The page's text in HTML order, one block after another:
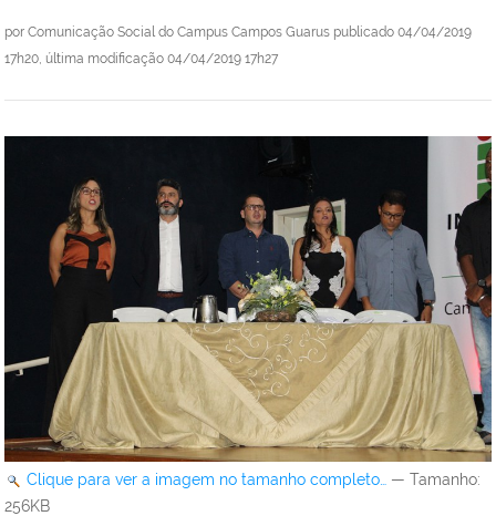
por Comunicação Social do Campus Campos Guarus publicado 04/04/2019
17h20, última modificação 04/04/2019 17h27
Clique para ver a imagem no tamanho completo… — Tamanho:
256KB